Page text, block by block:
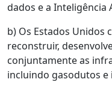
dados e a Inteligência
b) Os Estados Unidos
reconstruir,
conjuntamente as
incluindo gasodutos e